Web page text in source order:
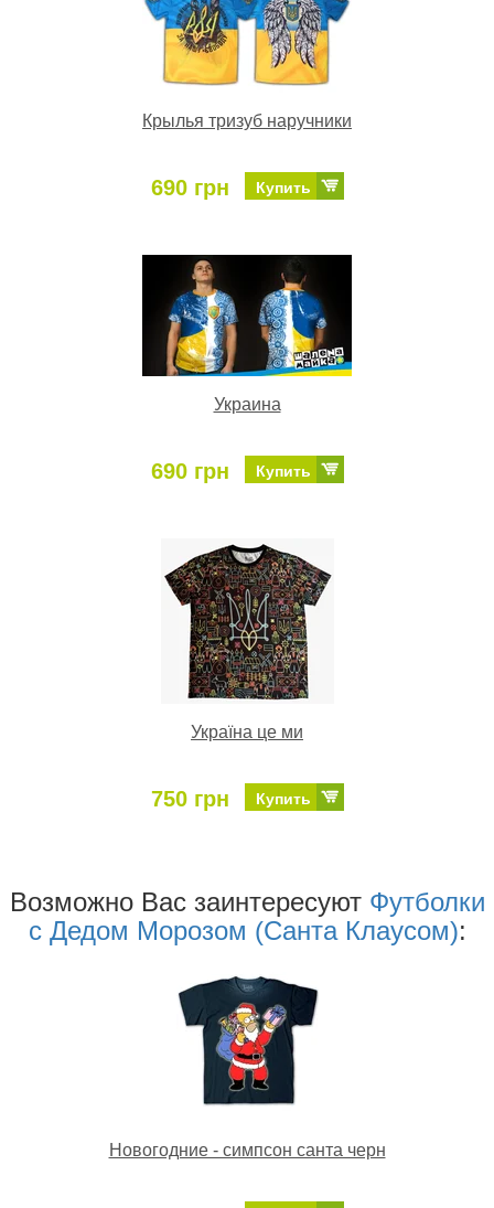
Крылья тризуб наручники
690 грн Купить
Украина
690 грн Купить
Україна це ми
750 грн Купить
Возможно Ваc заинтересуют Футболки
с Дедом Морозом (Санта Клаусом):
Новогодние - симпсон санта черн